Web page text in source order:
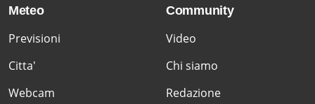
Meteo
Previsioni
Citta'
Webcam
Community
Video
Chi siamo
Redazione